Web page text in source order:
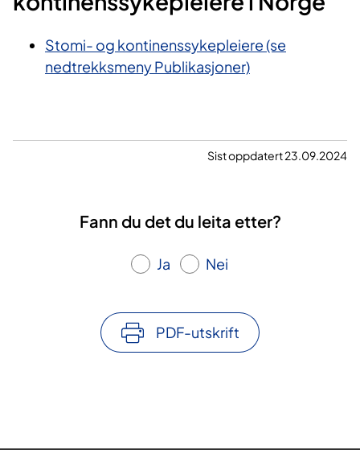
Stomi- og kontinenssykepleiere (se
nedtrekksmeny Publikasjoner)
Sist oppdatert 23.09.2024
Fann du det du leita etter?
Ja Nei
PDF-utskrift